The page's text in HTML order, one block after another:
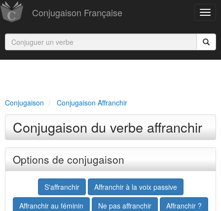
Conjugaison Française
Conjugaison Conjugaison Affranchir
Conjugaison du verbe affranchir
Options de conjugaison
S'affranchir
Affranchir à la voix passive
Affranchir au féminin
Ne pas affranchir Affranchir ?